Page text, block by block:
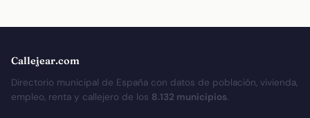
Callejear.com
Directorio municipal de España con datos de población, vivienda,
empleo, renta y callejero de los 8.132 municipios.